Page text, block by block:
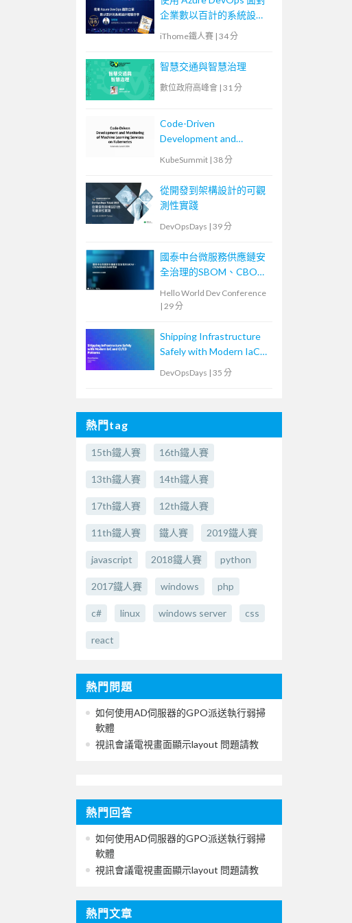
企業數以百計的系統設計
經驗分享
iThome鐵人賽 | 34 分
智慧交通與智慧治理
數位政府高峰會 | 31 分
Code-Driven
Development and
Monitoring of Machine
Kubernetes
KubeSummit | 38 分
從開發到架構設計的可觀
測性實踐
DevOpsDays | 39 分
國泰中台微服務供應鏈安
全治理的SBOM、CBOM
Hello World Dev Conference
| 29 分
Shipping Infrastructure
Safely with Modern IaC
and CI/CD Patterns
DevOpsDays | 35 分
熱門tag
15th鐵人賽 16th鐵人賽
13th鐵人賽 14th鐵人賽
17th鐵人賽 12th鐵人賽
11th鐵人賽 鐵人賽 2019鐵人賽
javascript 2018鐵人賽 python
2017鐵人賽 windows php
c# linux windows server css
react
熱門問題
如何使用AD伺服器的GPO派送執行弱掃
軟體
視訊會議電視畫面顯示layout 問題請教
熱門回答
如何使用AD伺服器的GPO派送執行弱掃
軟體
視訊會議電視畫面顯示layout 問題請教
熱門文章